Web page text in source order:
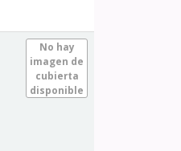
No hay
imagen de
cubierta
disponible